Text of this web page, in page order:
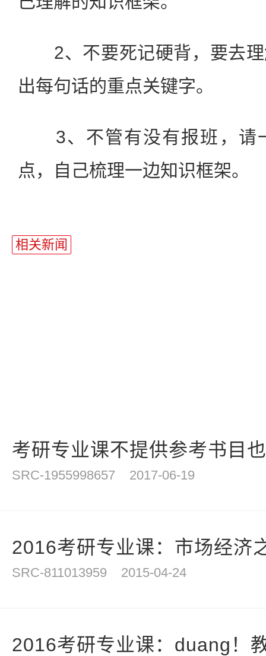
2、不要死记硬背，要去理
出每句话的重点关键字。
3、不管有没有报班，请
点，自己梳理一边知识框架。
相关新闻
考研专业课不提供参考书目
SRC-1955998657 2017-06-19
2016考研专业课：市场经济
SRC-811013959 2015-04-24
2016考研专业课：duang！